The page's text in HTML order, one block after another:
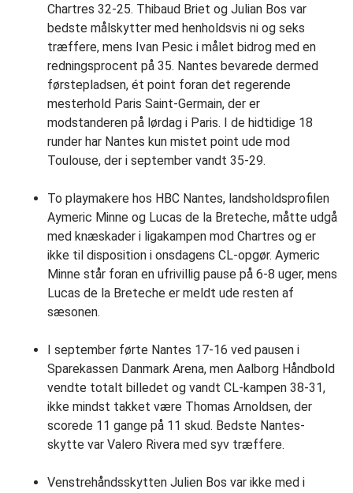
Chartres 32-25. Thibaud Briet og Julian Bos var
bedste målskytter med henholdsvis ni og seks
træffere, mens Ivan Pesic i målet bidrog med en
redningsprocent på 35. Nantes bevarede dermed
førstepladsen, ét point foran det regerende
mesterhold Paris Saint-Germain, der er
modstanderen på lørdag i Paris. I de hidtidige 18
runder har Nantes kun mistet point ude mod
Toulouse, der i september vandt 35-29.
To playmakere hos HBC Nantes, landsholdsprofilen
Aymeric Minne og Lucas de la Breteche, måtte udgå
med knæskader i ligakampen mod Chartres og er
ikke til disposition i onsdagens CL-opgør. Aymeric
Minne står foran en ufrivillig pause på 6-8 uger, mens
Lucas de la Breteche er meldt ude resten af
sæsonen.
I september førte Nantes 17-16 ved pausen i
Sparekassen Danmark Arena, men Aalborg Håndbold
vendte totalt billedet og vandt CL-kampen 38-31,
ikke mindst takket være Thomas Arnoldsen, der
scorede 11 gange på 11 skud. Bedste Nantes-
skytte var Valero Rivera med syv træffere.
Venstrehåndsskytten Julien Bos var ikke med i